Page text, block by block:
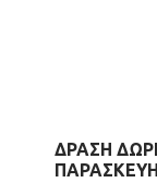
ΔΡΑΣΗ
ΠΑΡΑΣΚΕΥΗ